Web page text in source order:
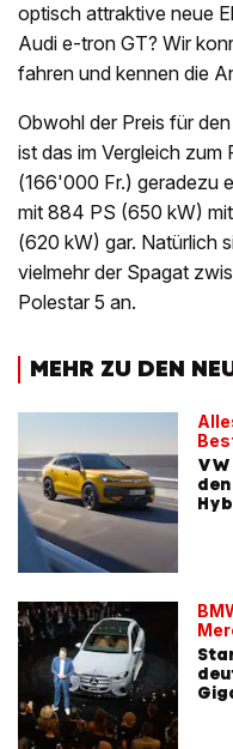
optisch attraktive neue
Audi e-tron GT? Wir
fahren und kennen die
Obwohl der Preis für
ist das im Vergleich
(166'000 Fr.) geradezu
mit 884 PS (650 kW)
(620 kW) gar. Natürlich
vielmehr der Spagat
Polestar 5 an.
MEHR ZU DEN